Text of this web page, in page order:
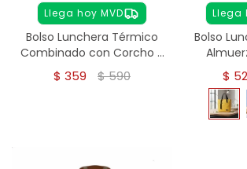
Llega hoy MVD
Bolso Lunchera Térmico
Combinado con Corcho –
6,5 L
$ 359 $590
Llega
Bolso
$